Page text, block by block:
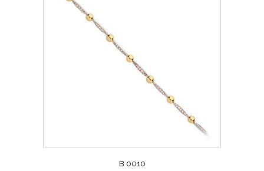
B 0010